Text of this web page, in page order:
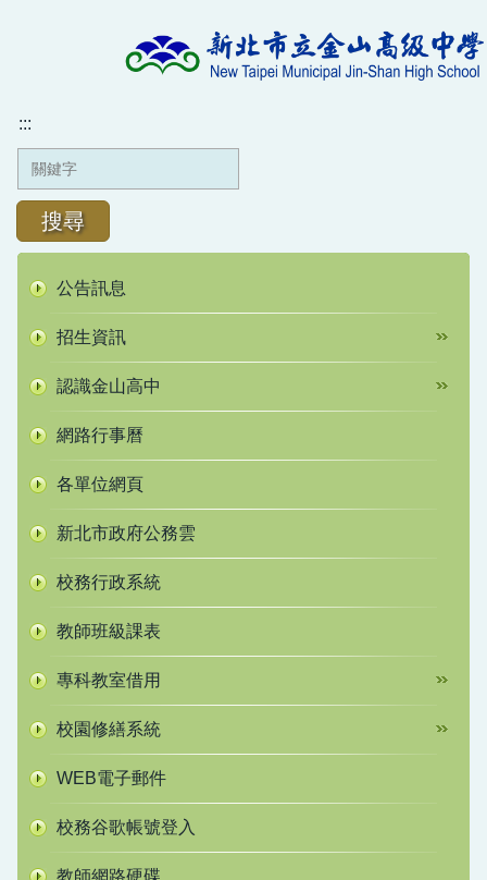
內
容
:::
搜尋
公告訊息
招生資訊
認識金山高中
網路行事曆
各單位網頁
新北市政府公務雲
校務行政系統
教師班級課表
專科教室借用
校園修繕系統
WEB電子郵件
校務谷歌帳號登入
教師網路硬碟